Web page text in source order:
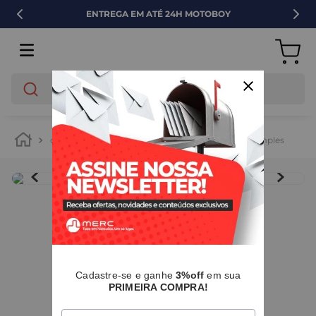
ENTREGA EM ATÉ 24H MOTOBOY
O que você está buscando?
cozinha e lavanderia pias e cubas cuba simples
IMAGENS MERAMENTE ILUSTRATIVAS
Cadastre-se e ganhe3%off em sua
PRIMEIRA COMPRA!